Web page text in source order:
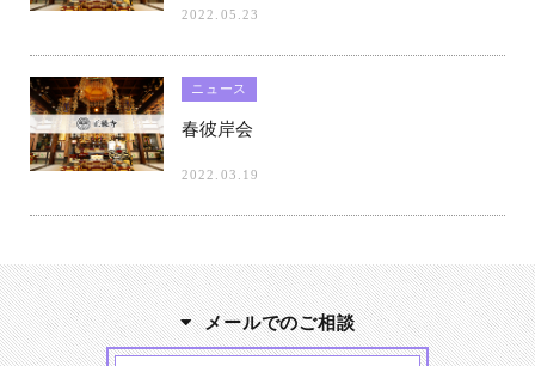
2022.05.23
ニュース
春彼岸会
2022.03.19
メールでのご相談